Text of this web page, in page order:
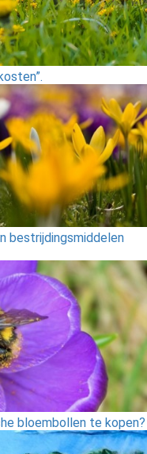
bestrijdingsmiddelen
bloembollen te kopen?